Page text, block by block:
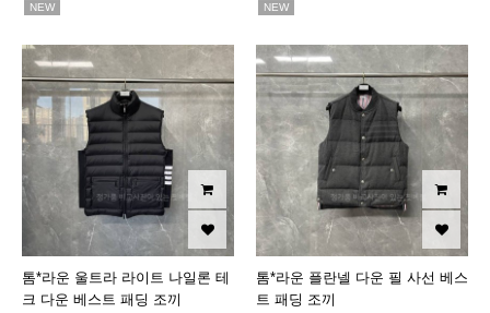
NEW NEW
톰*라운 울트라 라이트 나일론 테
크 다운 베스트 패딩 조끼
톰*라운 플란넬 다운 필 사선 베스
트 패딩 조끼